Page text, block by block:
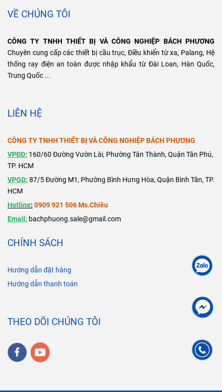
VỀ CHÚNG TÔI
CÔNG TY TNHH THIẾT BỊ VÀ CÔNG NGHIỆP BÁCH PHƯƠNG
Chuyên cung cấp các thiết bị cầu trục, Điều khiển từ xa, Palang, Hệ
thống ray điện an toàn được nhập khẩu từ Đài Loan, Hàn Quốc,
Trung Quốc ...
LIÊN HỆ
CÔNG TY TNHH THIẾT BỊ VÀ CÔNG NGHIỆP BÁCH PHƯƠNG
VPĐD: 160/60 Đường Vườn Lài, Phường Tân Thành, Quận Tân Phú,
TP. HCM
VPGD: 87/5 Đường M1, Phường Bình Hưng Hòa, Quận Bình Tân, TP.
HCM
Hotline: 0909 921 506 Ms.Chiêu
Email: bachphuong.sale@gmail.com
CHÍNH SÁCH
Hướng dẫn đặt hàng
Hướng dẫn thanh toán
THEO DÕI CHÚNG TÔI